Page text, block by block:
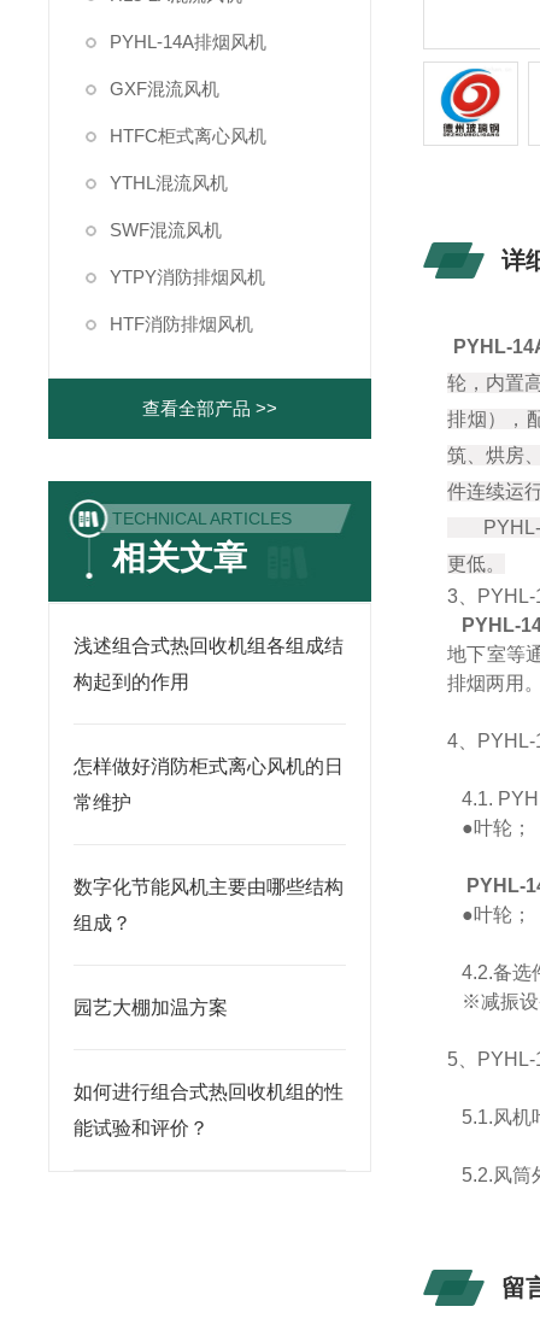
PYHL-14A排烟风机
GXF混流风机
HTFC柜式离心风机
YTHL混流风机
SWF混流风机
YTPY消防排烟风机
HTF消防排烟风机
查看全部产品 >>
TECHNICAL ARTICLES
相关文章
浅述组合式热回收机组各组成结
构起到的作用
怎样做好消防柜式离心风机的日
常维护
数字化节能风机主要由哪些结构
组成？
园艺大棚加温方案
如何进行组合式热回收机组的性
能试验和评价？
详
PYHL-
轮，内置
排烟），
筑、烘房
件连续运
PYHL-
更低。
3、PYHL-
PYHL-
地下室等
排烟两用
4、PYHL-
4.1.
●叶轮
PYHL-
●叶轮
4.2.备选
※减振
5、
5.1.风机
5.2.风筒
留